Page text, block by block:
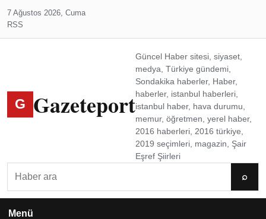
7 Ağustos 2026, Cuma
RSS
G Gazeteport
Güncel Haber sitesi, siyaset,
medya, Türkiye gündemi,
Sondakika haberler, Haber,
haberler, istanbul haberleri,
istanbul haber, hava durumu,
memur, öğretmen, yerel haber,
2016 haberleri, 2016 türkiye,
2019 seçimleri, magazin, Şair
Eşref Şiirleri
⌕
Menü